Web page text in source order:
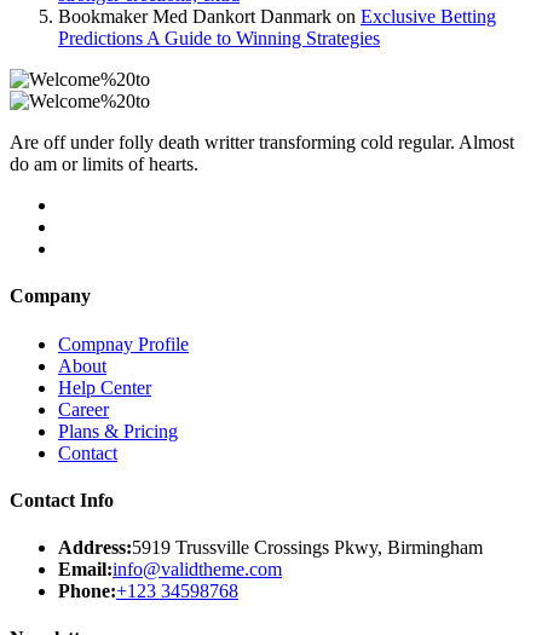
Bookmaker Med Dankort Danmark on Exclusive Betting
Predictions A Guide to Winning Strategies
Are off under folly death writter transforming cold regular. Almost
do am or limits of hearts.
Company
Compnay Profile
About
Help Center
Career
Plans & Pricing
Contact
Contact Info
Address:5919 Trussville Crossings Pkwy, Birmingham
Email:info@validtheme.com
Phone:+123 34598768